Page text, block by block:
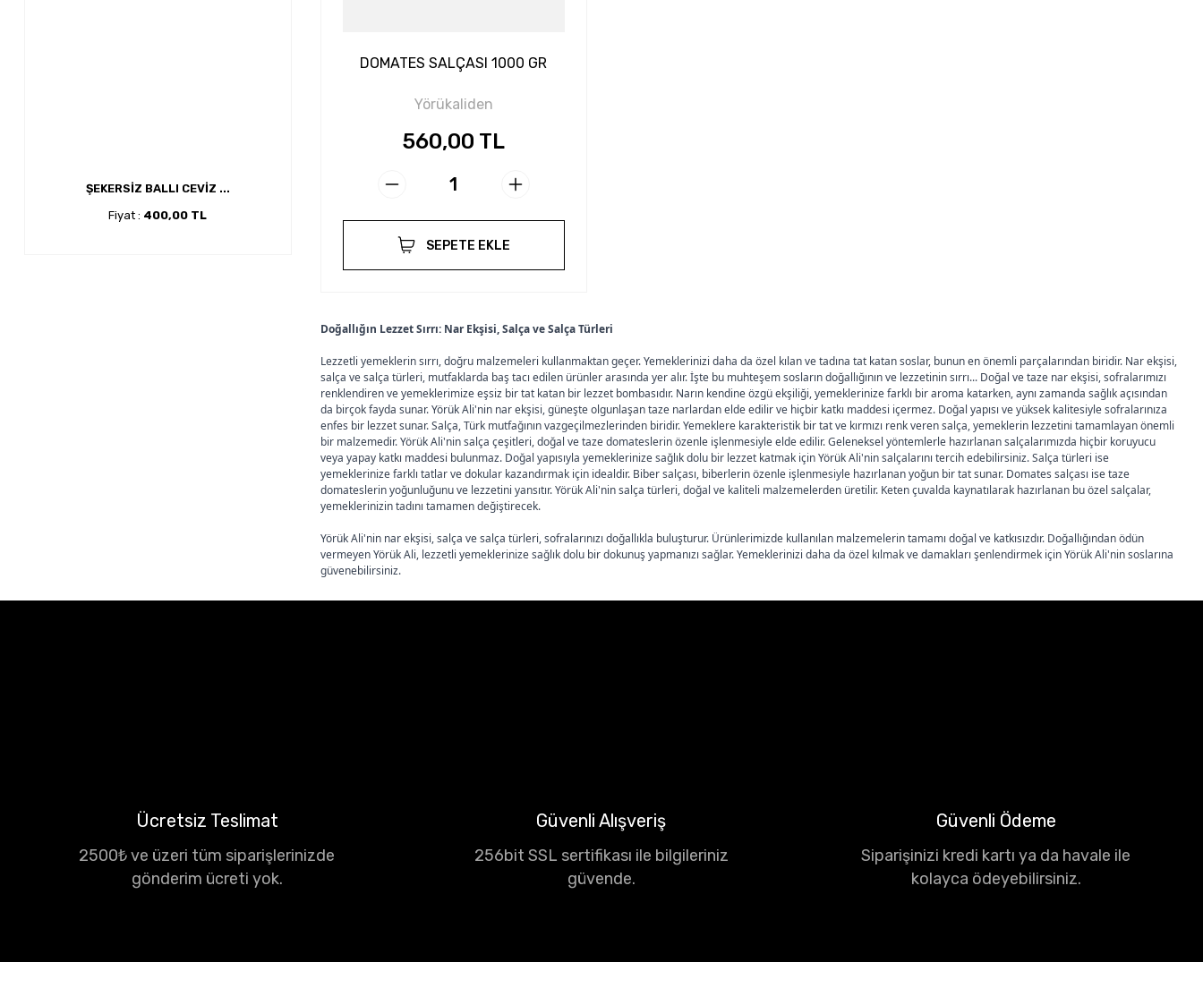
ŞEKERSİZ BALLI CEVİZ ...
Fiyat : 400,00 TL
DOMATES SALÇASI 1000 GR
Yörükaliden
560,00 TL
SEPETE EKLE
Doğallığın Lezzet Sırrı: Nar Ekşisi, Salça ve Salça Türleri
Lezzetli yemeklerin sırrı, doğru malzemeleri kullanmaktan geçer. Yemeklerinizi daha da özel kılan ve tadına tat katan soslar, bunun en önemli parçalarından biridir. Nar ekşisi,
salça ve salça türleri, mutfaklarda baş tacı edilen ürünler arasında yer alır. İşte bu muhteşem sosların doğallığının ve lezzetinin sırrı... Doğal ve taze nar ekşisi, sofralarımızı
renklendiren ve yemeklerimize eşsiz bir tat katan bir lezzet bombasıdır. Narın kendine özgü ekşiliği, yemeklerinize farklı bir aroma katarken, aynı zamanda sağlık açısından
da birçok fayda sunar. Yörük Ali'nin nar ekşisi, güneşte olgunlaşan taze narlardan elde edilir ve hiçbir katkı maddesi içermez. Doğal yapısı ve yüksek kalitesiyle sofralarınıza
enfes bir lezzet sunar. Salça, Türk mutfağının vazgeçilmezlerinden biridir. Yemeklere karakteristik bir tat ve kırmızı renk veren salça, yemeklerin lezzetini tamamlayan önemli
bir malzemedir. Yörük Ali'nin salça çeşitleri, doğal ve taze domateslerin özenle işlenmesiyle elde edilir. Geleneksel yöntemlerle hazırlanan salçalarımızda hiçbir koruyucu
veya yapay katkı maddesi bulunmaz. Doğal yapısıyla yemeklerinize sağlık dolu bir lezzet katmak için Yörük Ali'nin salçalarını tercih edebilirsiniz. Salça türleri ise
yemeklerinize farklı tatlar ve dokular kazandırmak için idealdir. Biber salçası, biberlerin özenle işlenmesiyle hazırlanan yoğun bir tat sunar. Domates salçası ise taze
domateslerin yoğunluğunu ve lezzetini yansıtır. Yörük Ali'nin salça türleri, doğal ve kaliteli malzemelerden üretilir. Keten çuvalda kaynatılarak hazırlanan bu özel salçalar,
yemeklerinizin tadını tamamen değiştirecek.
Yörük Ali'nin nar ekşisi, salça ve salça türleri, sofralarınızı doğallıkla buluşturur. Ürünlerimizde kullanılan malzemelerin tamamı doğal ve katkısızdır. Doğallığından ödün
vermeyen Yörük Ali, lezzetli yemeklerinize sağlık dolu bir dokunuş yapmanızı sağlar. Yemeklerinizi daha da özel kılmak ve damakları şenlendirmek için Yörük Ali'nin soslarına
güvenebilirsiniz.
Ücretsiz Teslimat
2500₺ ve üzeri tüm siparişlerinizde
gönderim ücreti yok.
Güvenli Alışveriş
256bit SSL sertifikası ile bilgileriniz
güvende.
Güvenli Ödeme
Siparişinizi kredi kartı ya da havale ile
kolayca ödeyebilirsiniz.